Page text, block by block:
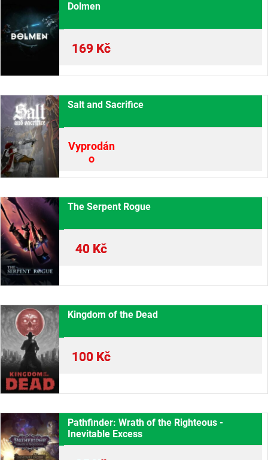
Dolmen
169 Kč
Salt and Sacrifice
Vyprodán
o
The Serpent Rogue
40 Kč
Kingdom of the Dead
100 Kč
Pathfinder: Wrath of the Righteous -
Inevitable Excess